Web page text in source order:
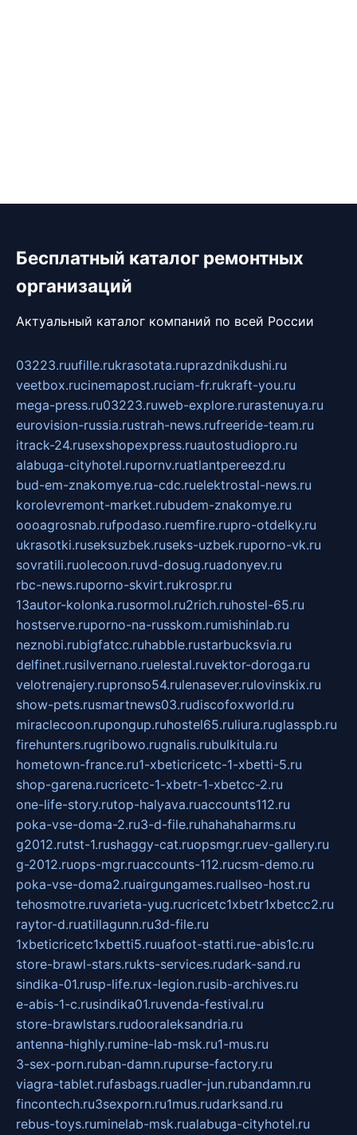
Бесплатный каталог ремонтных
организаций
Актуальный каталог компаний по всей России
03223.ruufille.rukrasotata.ruprazdnikdushi.ru
veetbox.rucinemapost.ruciam-fr.rukraft-you.ru
mega-press.ru03223.ruweb-explore.rurastenuya.ru
eurovision-russia.rustrah-news.rufreeride-team.ru
itrack-24.rusexshopexpress.ruautostudiopro.ru
alabuga-cityhotel.rupornv.ruatlantpereezd.ru
bud-em-znakomye.rua-cdc.ruelektrostal-news.ru
korolevremont-market.rubudem-znakomye.ru
oooagrosnab.rufpodaso.ruemfire.rupro-otdelky.ru
ukrasotki.ruseksuzbek.ruseks-uzbek.ruporno-vk.ru
sovratili.ruolecoon.ruvd-dosug.ruadonyev.ru
rbc-news.ruporno-skvirt.rukrospr.ru
13autor-kolonka.rusormol.ru2rich.ruhostel-65.ru
hostserve.ruporno-na-russkom.rumishinlab.ru
neznobi.rubigfatcc.ruhabble.rustarbucksvia.ru
delfinet.rusilvernano.ruelestal.ruvektor-doroga.ru
velotrenajery.rupronso54.rulenasever.rulovinskix.ru
show-pets.rusmartnews03.rudiscofoxworld.ru
miraclecoon.rupongup.ruhostel65.ruliura.ruglasspb.ru
firehunters.rugribowo.rugnalis.rubulkitula.ru
hometown-france.ru1-xbeticricetc-1-xbetti-5.ru
shop-garena.rucricetc-1-xbetr-1-xbetcc-2.ru
one-life-story.rutop-halyava.ruaccounts112.ru
poka-vse-doma-2.ru3-d-file.ruhahahaharms.ru
g2012.rutst-1.rushaggy-cat.ruopsmgr.ruev-gallery.ru
g-2012.ruops-mgr.ruaccounts-112.rucsm-demo.ru
poka-vse-doma2.ruairgungames.ruallseo-host.ru
tehosmotre.ruvarieta-yug.rucricetc1xbetr1xbetcc2.ru
raytor-d.ruatillagunn.ru3d-file.ru
1xbeticricetc1xbetti5.ruuafoot-statti.rue-abis1c.ru
store-brawl-stars.rukts-services.rudark-sand.ru
sindika-01.rusp-life.rux-legion.rusib-archives.ru
e-abis-1-c.rusindika01.ruvenda-festival.ru
store-brawlstars.rudooraleksandria.ru
antenna-highly.rumine-lab-msk.ru1-mus.ru
3-sex-porn.ruban-damn.rupurse-factory.ru
viagra-tablet.rufasbags.ruadler-jun.rubandamn.ru
fincontech.ru3sexporn.ru1mus.rudarksand.ru
rebus-toys.ruminelab-msk.rualabuga-cityhotel.ru